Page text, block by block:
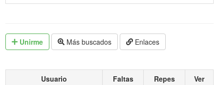
Unirme Más buscados Enlaces
Usuario Faltas Repes
Ver